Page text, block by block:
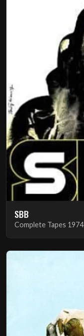
SBB
Complete Tapes 1974